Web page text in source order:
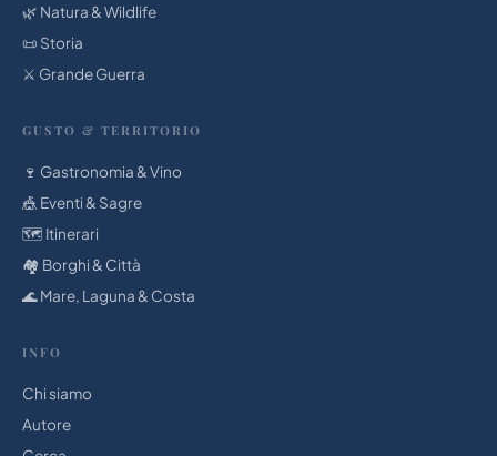
🌿 Natura & Wildlife
📜 Storia
⚔️ Grande Guerra
GUSTO & TERRITORIO
🍷 Gastronomia & Vino
🎪 Eventi & Sagre
🗺️ Itinerari
🏘️ Borghi & Città
🌊 Mare, Laguna & Costa
INFO
Chi siamo
Autore